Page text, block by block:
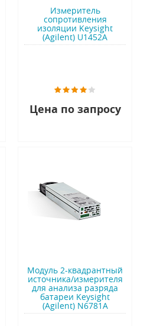
Измеритель
сопротивления
изоляции Keysight
(Agilent) U1452A
Цена по запросу
Модуль 2-квадрантный
источника/измерителя
для анализа разряда
батареи Keysight
(Agilent) N6781A